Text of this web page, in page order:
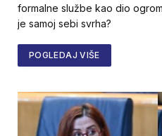
formalne službe kao dio
je samoj sebi svrha?
POGLEDAJ VIŠE